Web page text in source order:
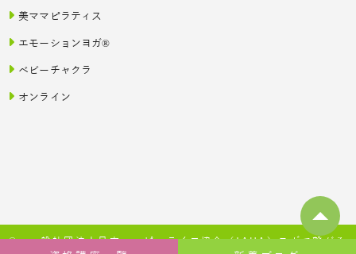
美ママピラティス
エモーションヨガ®
ベビーチャクラ
オンライン
© 一般社団法人日本ハッピーライフ協会（JAHA）ヨガで繋がる